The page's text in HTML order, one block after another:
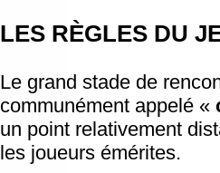
LES RÈGLES DU
Le grand stade de
communément appelé «
un point relativement
les joueurs émérites.